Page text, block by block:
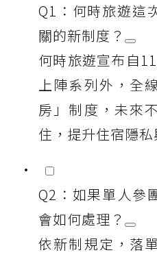
Q1：何時旅遊這
關的新制度？
何時旅遊宣布自
上陣系列外，全
房」制度，未來
住，提升住宿隱私
Q2：如果單人參
會如何處理？
依新制規定，落